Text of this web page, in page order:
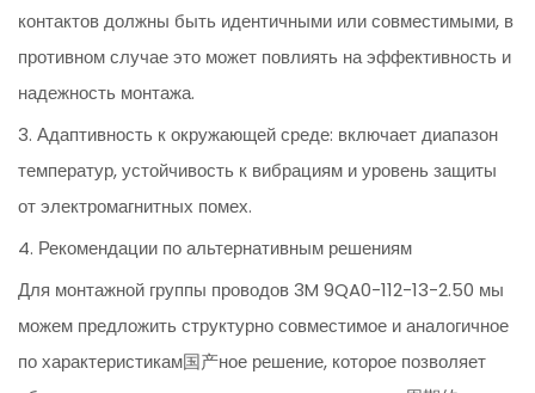
контактов должны быть идентичными или совместимыми, в
противном случае это может повлиять на эффективность и
надежность монтажа.
3. Адаптивность к окружающей среде: включает диапазон
температур, устойчивость к вибрациям и уровень защиты
от электромагнитных помех.
4. Рекомендации по альтернативным решениям
Для монтажной группы проводов 3M 9QA0-112-13-2.50 мы
можем предложить структурно совместимое и аналогичное
по характеристикам国产ное решение, которое позволяет